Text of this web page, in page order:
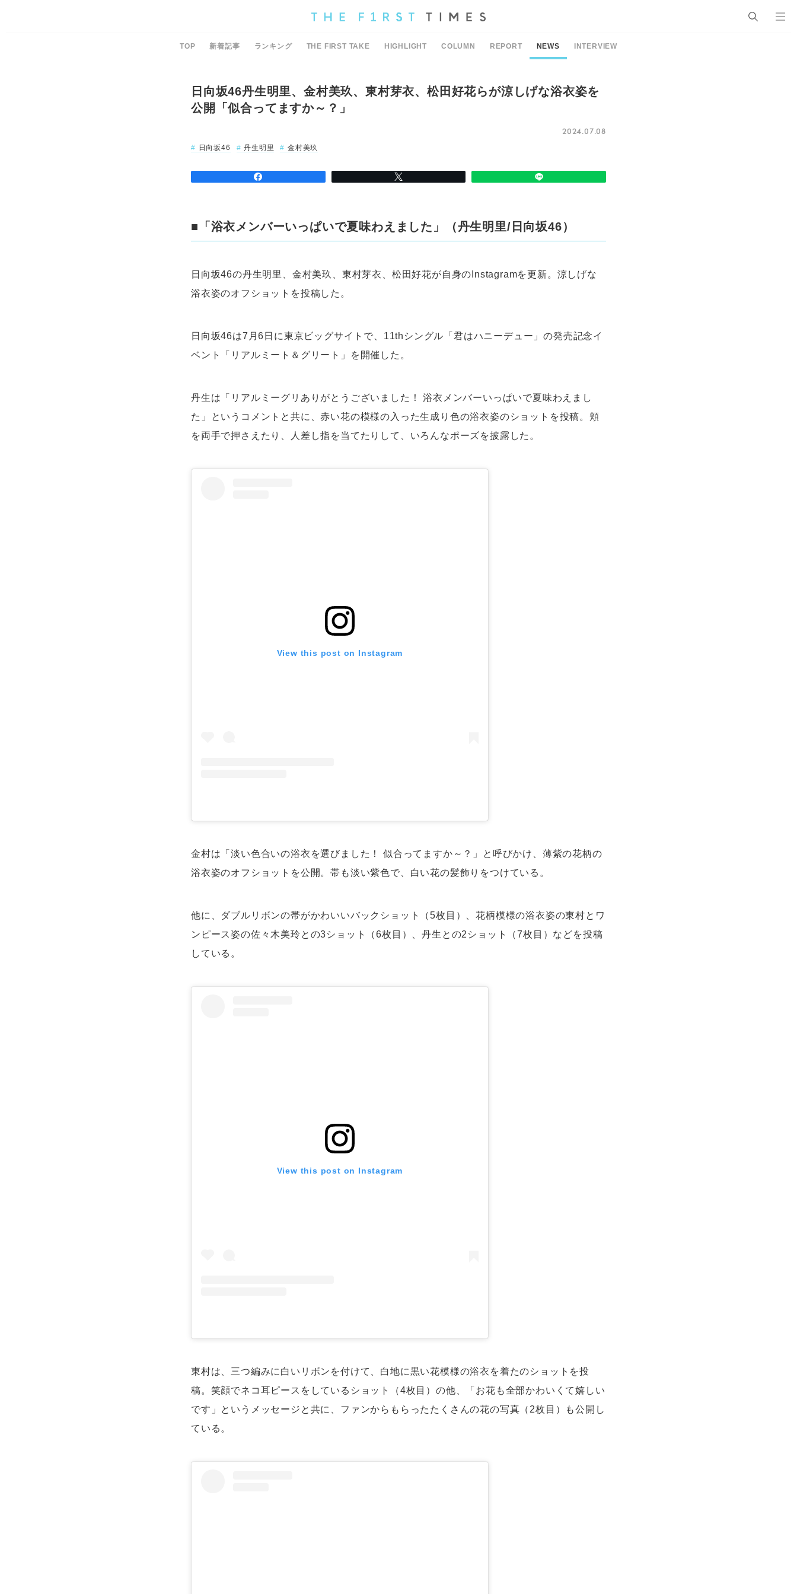
TOP 新着記事 ランキング THE FIRST TAKE HIGHLIGHT COLUMN REPORT NEWS INTERVIEW
日向坂46丹生明里、金村美玖、東村芽衣、松田好花らが涼しげな浴衣姿を
公開「似合ってますか～？」
2024.07.08
日向坂46
丹生明里 金村美玖
■「浴衣メンバーいっぱいで夏味わえました」（丹生明里/日向坂46）
日向坂46の丹生明里、金村美玖、東村芽衣、松田好花が自身のInstagramを更新。涼しげな
浴衣姿のオフショットを投稿した。
日向坂46は7月6日に東京ビッグサイトで、11thシングル「君はハニーデュー」の発売記念イ
ベント「リアルミート＆グリート」を開催した。
丹生は「リアルミーグリありがとうございました！ 浴衣メンバーいっぱいで夏味わえまし
た」というコメントと共に、赤い花の模様の入った生成り色の浴衣姿のショットを投稿。頬
を両手で押さえたり、人差し指を当てたりして、いろんなポーズを披露した。
View this post on Instagram
金村は「淡い色合いの浴衣を選びました！ 似合ってますか～？」と呼びかけ、薄紫の花柄の
浴衣姿のオフショットを公開。帯も淡い紫色で、白い花の髪飾りをつけている。
他に、ダブルリボンの帯がかわいいバックショット（5枚目）、花柄模様の浴衣姿の東村とワ
ンピース姿の佐々木美玲との3ショット（6枚目）、丹生との2ショット（7枚目）などを投稿
している。
View this post on Instagram
東村は、三つ編みに白いリボンを付けて、白地に黒い花模様の浴衣を着たのショットを投
稿。笑顔でネコ耳ピースをしているショット（4枚目）の他、「お花も全部かわいくて嬉しい
です」というメッセージと共に、ファンからもらったたくさんの花の写真（2枚目）も公開し
ている。